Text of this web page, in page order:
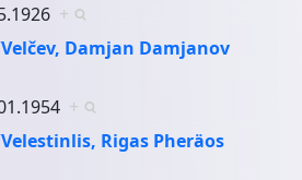
+
Damjan Damjanov
+
Rigas Pheräos